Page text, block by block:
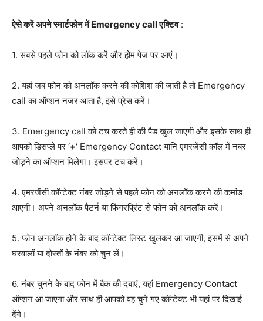
ऐसे करें अपने स्मार्टफोन में Emergency call एक्टिव:
1. सबसे पहले फोन को लॉक करें और होम पेज पर आएं।
2. यहां जब फोन को अनलॉक करने की कोशिश की जाती है तो Emergency
call का ऑप्शन नज़र आता है, इसे प्रेस करें।
3. Emergency call को टच करते ही की पैड खुल जाएगी और इसके साथ ही
आपको डिसप्ले पर ‘+‘ Emergency Contact यानि एमरजेंसी कॉल में नंबर
जोड़ने का ऑप्शन मिलेगा। इसपर टच करें।
4. एमरजेंसी कॉन्टेक्ट नंबर जोड़ने से पहले फोन को अनलॉक करने की कमांड
आएगी। अपने अनलॉक पैटर्न या फिंगरप्रिंट से फोन को अनलॉक करें।
5. फोन अनलॉक होने के बाद कॉन्टेक्ट लिस्ट खुलकर आ जाएगी, इसमें से अपने
घरवालों या दोस्तों के नंबर को चुन लें।
6. नंबर चुनने के बाद फोन में बैक की दबाएं, यहां Emergency Contact
ऑप्शन आ जाएगा और साथ ही आपको वह चुने गए कॉन्टेक्ट भी यहां पर दिखाई
देंगे।